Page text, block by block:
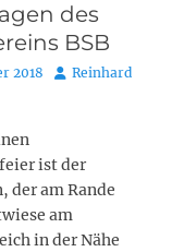
des
BSB
2018 AutorReinhard
ist der
der am Rande
am
in der Nähe